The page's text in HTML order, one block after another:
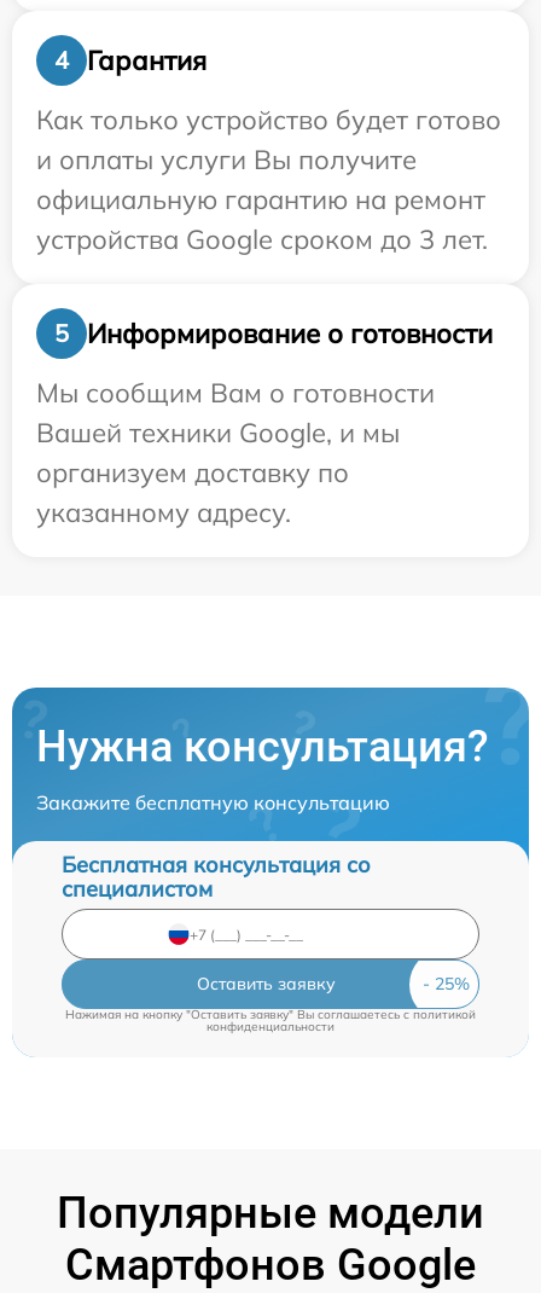
4
Гарантия
Как только устройство будет готово
и оплаты услуги Вы получите
официальную гарантию на ремонт
устройства Google сроком до 3 лет.
5
Информирование о готовности
Мы сообщим Вам о готовности
Вашей техники Google, и мы
организуем доставку по
указанному адресу.
Нужна консультация?
Закажите бесплатную консультацию
Бесплатная консультация со
специалистом
Оставить заявку
Нажимая на кнопку "Оставить заявку" Вы соглашаетесь c политикой
конфиденциальности
Популярные модели
Смартфонов Google